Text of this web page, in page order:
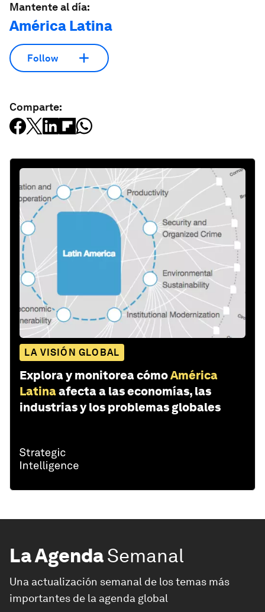
Mantente al día:
América Latina
Follow
Comparte:
LA VISIÓN GLOBAL
Explora y monitorea cómoAmérica
Latinaafecta a las economías, las
industrias y los problemas globales
La AgendaSemanal
Una actualización semanal de los temas más
importantes de la agenda global